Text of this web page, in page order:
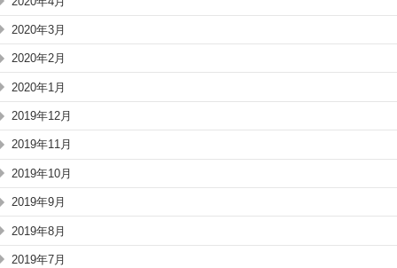
2020年3月
2020年2月
2020年1月
2019年12月
2019年11月
2019年10月
2019年9月
2019年8月
2019年7月